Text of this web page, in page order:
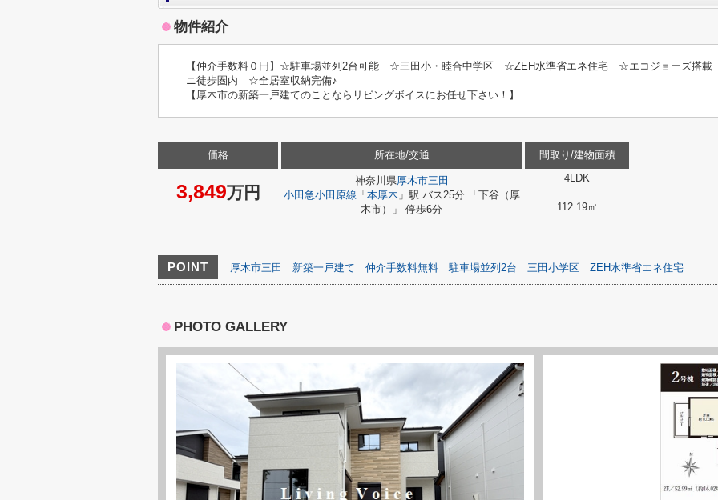
物件紹介
【仲介手数料０円】☆駐車場並列2台可能 ☆三田小・睦合中学区 ☆ZEH水準省エネ住宅 ☆エコジョーズ搭
ニ徒歩圏内 ☆全居室収納完備♪
【厚木市の新築一戸建てのことならリビングボイスにお任せ下さい！】
価格
3,849万円
所在地/交通
神奈川県厚木市三田
小田急小田原線 「 本厚木 」駅 バス25分 「下谷（厚
木市）」 停歩6分
間取り/建物面積
4LDK
112.19㎡
POINT 厚木市三田 新築一戸建て 仲介手数料無料 駐車場並列2台 三田小学区 ZEH水準省エネ住宅
PHOTO GALLERY